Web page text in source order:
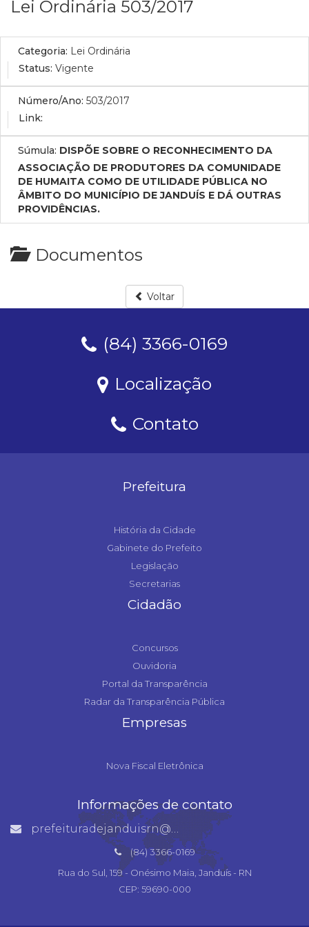
Lei Ordinária 503/2017
Categoria: Lei Ordinária
Status: Vigente
Número/Ano: 503/2017
Link:
Súmula: DISPÕE SOBRE O RECONHECIMENTO DA
ASSOCIAÇÃO DE PRODUTORES DA COMUNIDADE
DE HUMAITA COMO DE UTILIDADE PÚBLICA NO
ÂMBITO DO MUNICÍPIO DE JANDUÍS E DÁ OUTRAS
PROVIDÊNCIAS.
Documentos
Voltar
(84) 3366-0169
Localização
Contato
Prefeitura
História da Cidade
Gabinete do Prefeito
Legislação
Secretarias
Cidadão
Concursos
Ouvidoria
Portal da Transparência
Radar da Transparência Pública
Empresas
Nova Fiscal Eletrônica
Informações de contato
prefeituradejanduisrn@gmail.com
(84) 3366-0169
Rua do Sul, 159 - Onésimo Maia, Janduís - RN
CEP: 59690-000